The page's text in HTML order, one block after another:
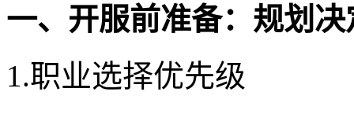
一、开服前准备：规划决
1.职业选择优先级